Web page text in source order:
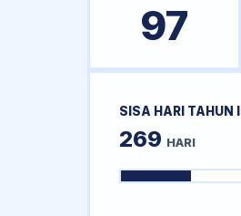
97
SISA HARI TAHUN
269 HARI